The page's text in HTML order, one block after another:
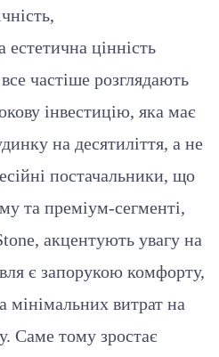
естетична цінність
частіше розглядають
інвестицію, яка має
на десятиліття, а не
постачальники, що
та преміум-сегменті,
акцентують увагу на
є запорукою комфорту,
мінімальних витрат на
Саме тому зростає